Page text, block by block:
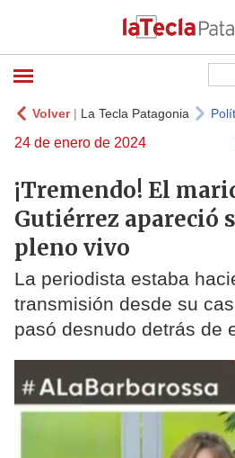
Volver| La Tecla Patagonia
24 de enero de 2024
¡Tremendo! El
Gutiérrez apareció
pleno vivo
La periodista estaba
transmisión desde su
pasó desnudo detrás de